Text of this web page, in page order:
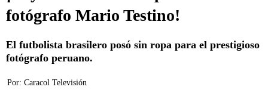
fotógrafo Mario Testino!
El futbolista brasilero posó sin ropa para el prestigioso
fotógrafo peruano.
Por: Caracol Televisión